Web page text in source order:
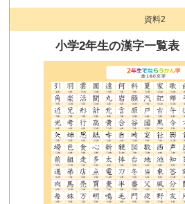
資料2
小学2年生の漢字一覧表